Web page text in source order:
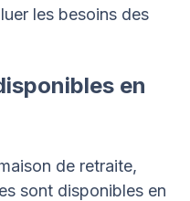
les besoins des
en
de retraite,
sont disponibles en